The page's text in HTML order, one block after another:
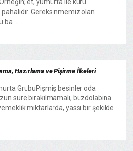
et, yumurta ile kuru
Gereksinmemiz olan
...
Hazırlama ve Pişirme İlkeleri
GrubuPişmiş besinler oda
süre bırakılmamalı, buzdolabına
miktarlarda, yassı bir şekilde